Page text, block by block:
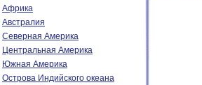
Африка
Австралия
Северная Америка
Центральная Америка
Южная Америка
Острова Индийского океана